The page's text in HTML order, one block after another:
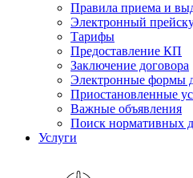
Правила приема и
Электронный
Тарифы
Предоставление КП
Заключение договора
Электронные формы
Приостановленные
Важные объявления
Поиск нормативных
Услуги